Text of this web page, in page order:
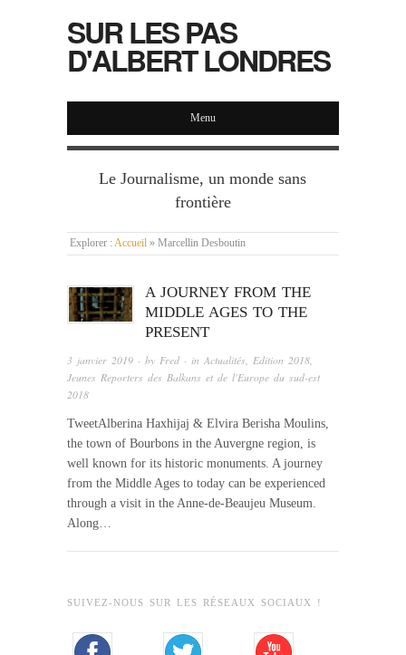
SUR LES PAS
D'ALBERT LONDRES
Menu
Le Journalisme, un monde sans
frontière
Explorer : Accueil » Marcellin Desboutin
A JOURNEY FROM THE
MIDDLE AGES TO THE
PRESENT
3 janvier 2019 · by Fred · in Actualités, Edition 2018,
Jeunes Reporters des Balkans et de l'Europe du sud-est
2018
TweetAlberina Haxhijaj & Elvira Berisha Moulins,
the town of Bourbons in the Auvergne region, is
well known for its historic monuments. A journey
from the Middle Ages to today can be experienced
through a visit in the Anne-de-Beaujeu Museum.
Along…
SUIVEZ-NOUS SUR LES RÉSEAUX SOCIAUX !